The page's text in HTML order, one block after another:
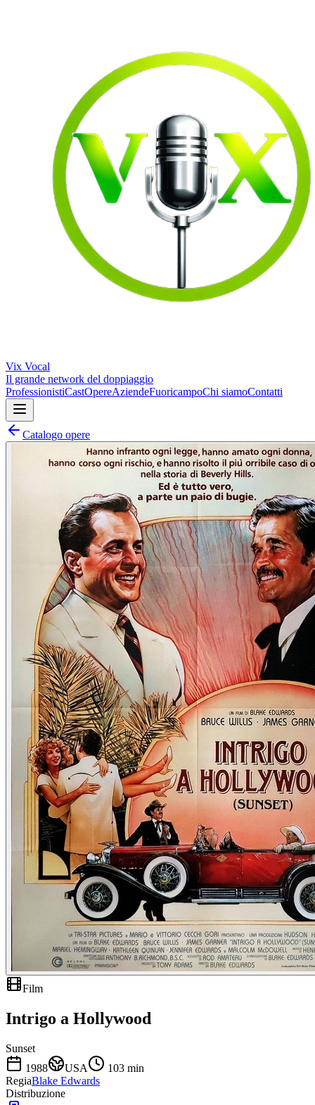
Vix Vocal
Il grande network del doppiaggio
ProfessionistiCastOpereAziendeFuoricampoChi siamoContatti
Catalogo opere
Film
Intrigo a Hollywood
Sunset
1988
USA 103 min
RegiaBlake Edwards
Distribuzione